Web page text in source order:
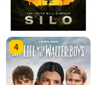
4